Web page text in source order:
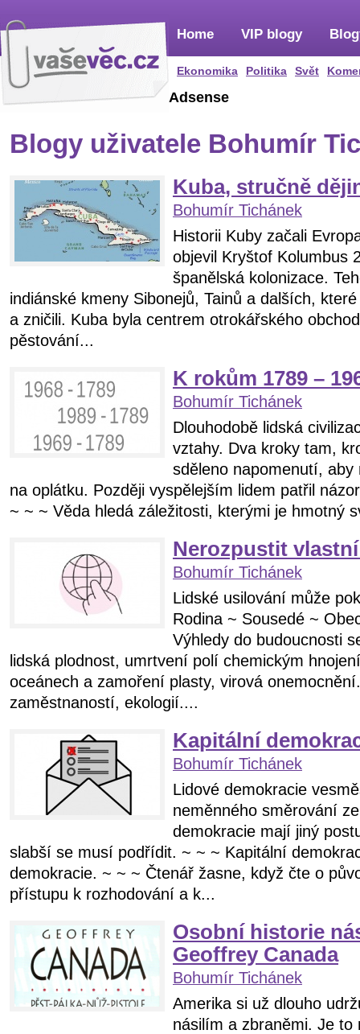
Home
Ekonomika Politika Svět
VIP blogy
Adsense
Blogy uživatele Bohumír
Kuba, stručně
Bohumír Tichánek
Historii Kuby začali
objevil Kryštof Kolumbus
španělská kolonizace.
indiánské kmeny Sibonejů, Tainů a dalších,
a zničili. Kuba byla centrem otrokářského
pěstování...
K rokům 1789 –
Bohumír Tichánek
Dlouhodobě lidská
vztahy. Dva kroky tam,
sděleno napomenutí,
na oplátku. Později vyspělejším lidem patřil
~ ~ ~ Věda hledá záležitosti, kterými je hmotný
Nerozpustit
Bohumír Tichánek
Lidské usilování může
Rodina ~ Sousedé ~
Výhledy do budoucnosti
lidská plodnost, umrtvení polí chemickým
oceánech a zamoření plasty, virová
zaměstnaností, ekologií....
Kapitální
Bohumír Tichánek
Lidové demokracie
neměnného směrování
demokracie mají jiný
slabší se musí podřídit. ~ ~ ~ Kapitální
demokracie. ~ ~ ~ Čtenář žasne, když čte o
přístupu k rozhodování a k...
Osobní historie
Geoffrey Canada
Bohumír Tichánek
Amerika si už dlouho
násilím a zbraněmi. Je